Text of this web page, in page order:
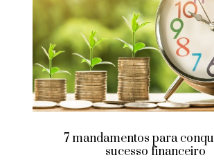
7 mandamentos para
sucesso financeiro